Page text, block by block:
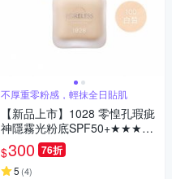
不厚重零粉感，輕抹全日貼肌
【新品上市】1028 零惶孔瑕疵
神隱霧光粉底SPF50+★★★
（三色任選）
$300 76折
5 (4)